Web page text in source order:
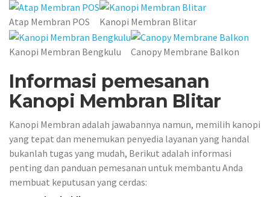
Atap Membran POS Kanopi Membran Blitar
Kanopi Membran Bengkulu Canopy Membrane Balkon
Informasi pemesanan
Kanopi Membran Blitar
Kanopi Membran adalah jawabannya namun, memilih kanopi
yang tepat dan menemukan penyedia layanan yang handal
bukanlah tugas yang mudah, Berikut adalah informasi
penting dan panduan pemesanan untuk membantu Anda
membuat keputusan yang cerdas: